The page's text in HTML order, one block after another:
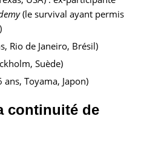
(le survival ayant permis
Rio de Janeiro, Brésil)
Suède)
ans, Toyama, Japon)
continuité de